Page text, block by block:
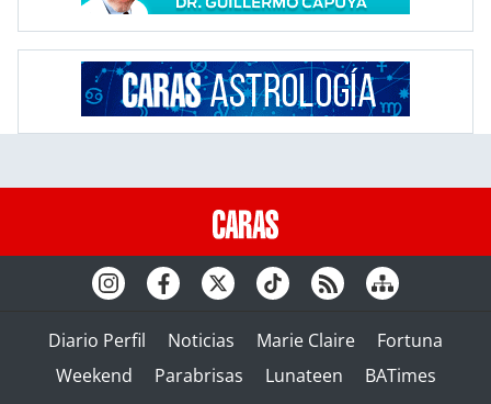
Diario Perfil Noticias Marie Claire
Fortuna
Weekend
Parabrisas Lunateen BATimes